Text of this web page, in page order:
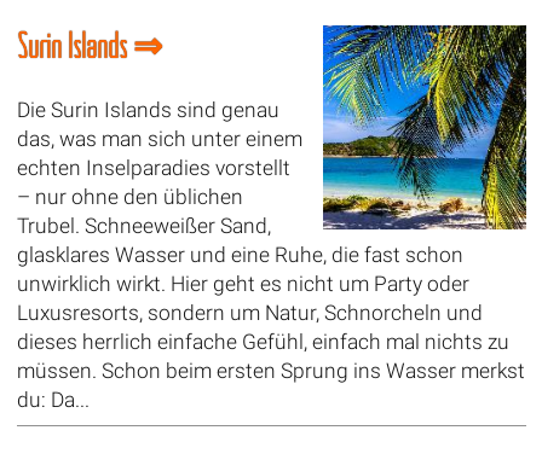
Surin Islands ⇒
Die Surin Islands sind genau
das, was man sich unter einem
echten Inselparadies vorstellt
– nur ohne den üblichen
Trubel. Schneeweißer Sand,
glasklares Wasser und eine Ruhe, die fast schon
unwirklich wirkt. Hier geht es nicht um Party oder
Luxusresorts, sondern um Natur, Schnorcheln und
dieses herrlich einfache Gefühl, einfach mal nichts zu
müssen. Schon beim ersten Sprung ins Wasser merkst
du: Da...